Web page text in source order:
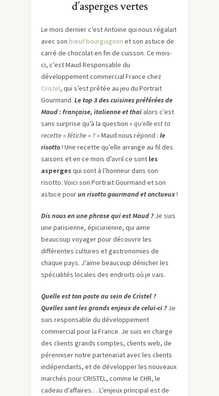
d’asperges vertes
Le mois dernier c’est Antoine qui nous régalait
avec son bœuf bourguignon et son astuce de
carré de chocolat en fin de cuisson. Ce mois-
ci, c’est Maud Responsable du
développement commercial France chez
Cristel, qui s’est prêtée au jeu du Portrait
Gourmand. Le top 3 des cuisines préférées de
Maud : française, italienne et thaïalors c’est
sans surprise qu’à la question « qu’elle est ta
recette « fétiche » ? »Maud nous répond : le
risotto! Une recette qu’elle arrange au fil des
saisons et en ce mois d’avril ce sont les
asperges qui sont à l’honneur dans son
risotto. Voici son Portrait Gourmand et son
astuce pourun risotto gourmand et onctueux!
Dis nous en une phrase qui est Maud ?Je suis
une parisienne, épicurienne, qui aime
beaucoup voyager pour découvrir les
différentes cultures et gastronomies de
chaque pays. J’aime beaucoup dénicher les
spécialités locales des endroits où je vais.
Quelle est ton poste au sein de Cristel ?
Quelles sont les grands enjeux de celui-ci ?Je
suis responsable du développement
commercial pour la France. Je suis en charge
des clients grands comptes, clients web, de
pérenniser notre partenariat avec les clients
indépendants, et de développer les nouveaux
marchés pour CRISTEL, comme le CHR, le
cadeau d’affaires… L’enjeux principal est de